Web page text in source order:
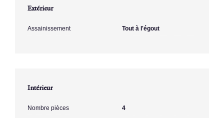
Extérieur
Assainissement Tout à l'égout
Intérieur
Nombre pièces 4